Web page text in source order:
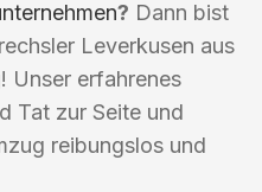
? Dann bist
Leverkusen aus
Unser erfahrenes
Tat zur Seite und
reibungslos und